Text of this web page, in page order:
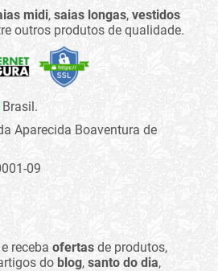
midi, saias longas, vestidos
outros produtos de qualidade.
Brasil.
Aparecida Boaventura de
09
receba ofertas de produtos,
do blog, santo do dia,